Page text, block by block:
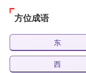
方位成语
东
西